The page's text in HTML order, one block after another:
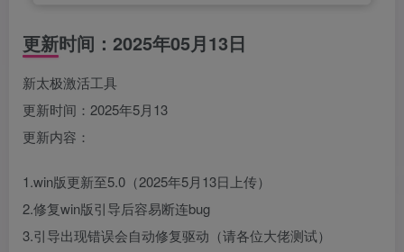
更新时间：2025年05月13日
新太极激活工具
更新时间：2025年5月13
更新内容：
1.win版更新至5.0（2025年5月13日上传）
2.修复win版引导后容易断连bug
3.引导出现错误会自动修复驱动（请各位大佬测试）